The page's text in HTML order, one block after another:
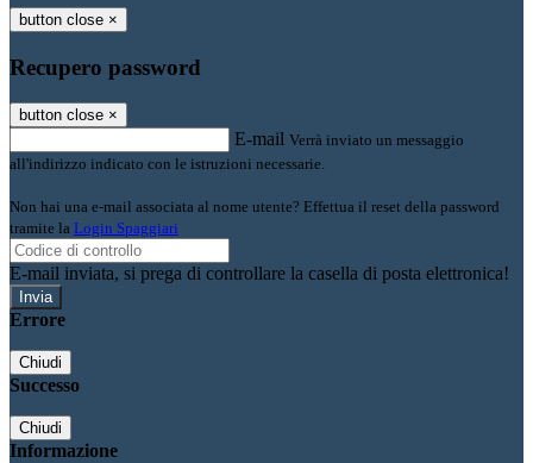
button close ×
Recupero password
button close ×
E-mail Verrà inviato un messaggio
all'indirizzo indicato con le istruzioni necessarie.
Non hai una e-mail associata al nome utente? Effettua il reset della password
tramite la Login Spaggiari
E-mail inviata, si prega di controllare la casella di posta elettronica!
Errore
Chiudi
Successo
Chiudi
Informazione